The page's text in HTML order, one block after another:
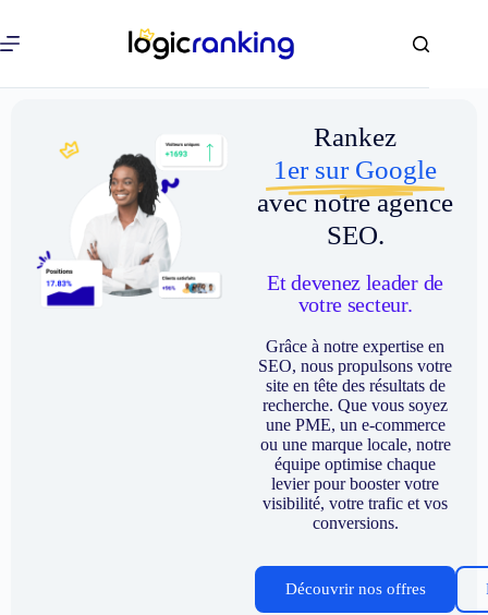
Rankez
1er sur Google
avec notre agence
SEO.
Et devenez leader de
votre secteur.
Grâce à notre expertise en
SEO, nous propulsons votre
site en tête des résultats de
recherche. Que vous soyez
une PME, un e-commerce
ou une marque locale, notre
équipe optimise chaque
levier pour booster votre
visibilité, votre trafic et vos
conversions.
Découvrir nos offres